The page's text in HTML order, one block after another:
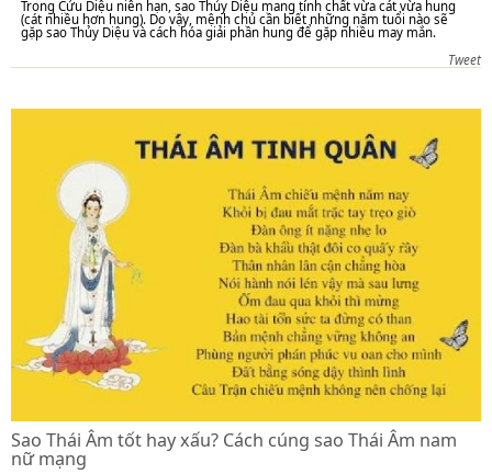
Trong Cửu Diệu niên hạn, sao Thủy Diệu mang tính chất vừa cát vừa hung
(cát nhiều hơn hung). Do vậy, mệnh chủ cần biết những năm tuổi nào sẽ
gặp sao Thủy Diệu và cách hóa giải phần hung để gặp nhiều may mắn.
Tweet
Sao Thái Âm tốt hay xấu? Cách cúng sao Thái Âm nam
nữ mạng